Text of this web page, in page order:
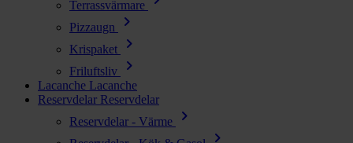
Terrassvärmare
Pizzaugn chevron_right
Krispaket chevron_right
Friluftsliv chevron_right
Lacanche Lacanche
Reservdelar Reservdelar
Reservdelar - Värme
chevron_right
chevron_right